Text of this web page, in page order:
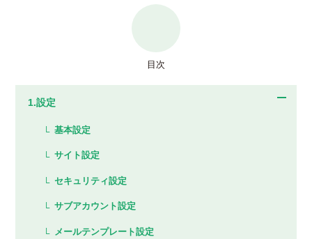
目次
設定​
基本設定​
サイト設定
セキュリティ設定​
サブアカウント設定​
メールテンプレート設定